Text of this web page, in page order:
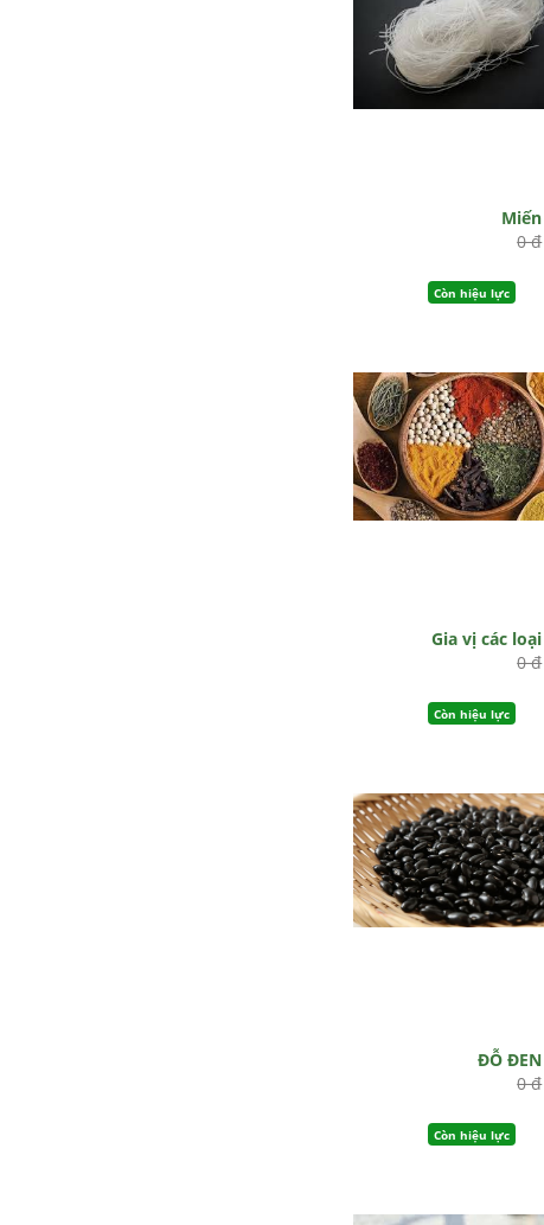
Miến
0 đ
Còn hiệu lực
Gia vị các loại
0 đ
Còn hiệu lực
ĐỖ ĐEN
0 đ
Còn hiệu lực